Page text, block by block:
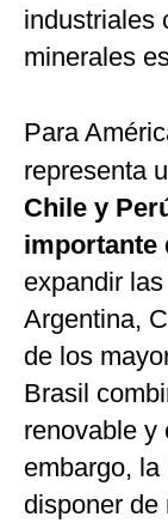
industriales
minerales
Para
representa
Chile y
importante
expandir
Argentina,
de los
Brasil
renovable y
embargo,
disponer de